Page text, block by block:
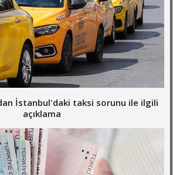
İstanbul'daki taksi sorunu ile ilgili
açıklama